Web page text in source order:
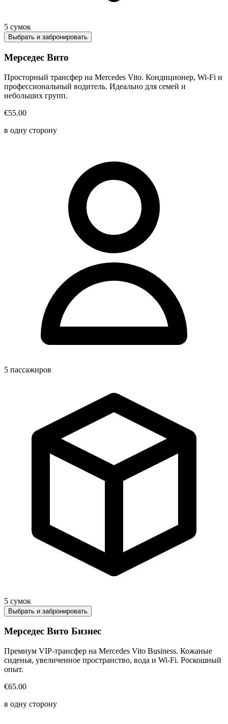
5 сумок
Выбрать и забронировать
Мерседес Вито
Просторный трансфер на Mercedes Vito. Кондиционер, Wi-Fi и
профессиональный водитель. Идеально для семей и
небольших групп.
€55.00
в одну сторону
5 пассажиров
5 сумок
Выбрать и забронировать
Мерседес Вито Бизнес
Премиум VIP-трансфер на Mercedes Vito Business. Кожаные
сиденья, увеличенное пространство, вода и Wi-Fi. Роскошный
опыт.
€65.00
в одну сторону